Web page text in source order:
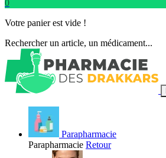
0
Votre panier est vide !
Rechercher un article, un médicament...
Parapharmacie
Parapharmacie Retour